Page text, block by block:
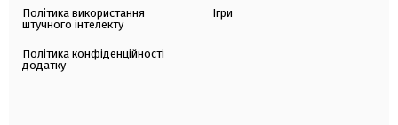
Політика використання
штучного інтелекту
Політика конфіденційності
додатку
Ігри